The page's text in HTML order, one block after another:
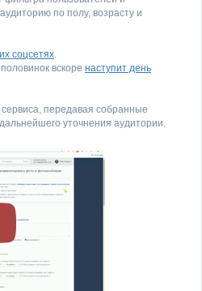
по полу, возрасту и
соцсетях.
вскоре наступит день
передавая собранные
уточнения аудитории.